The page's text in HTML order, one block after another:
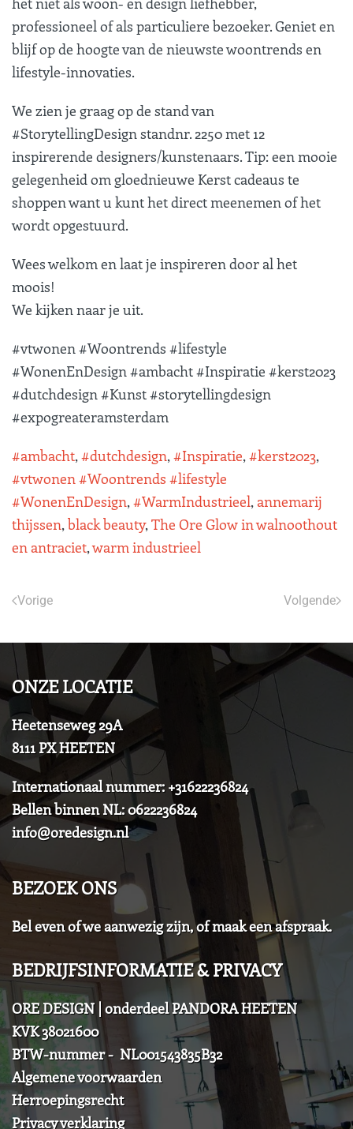
professioneel of als particuliere bezoeker. Geniet en
blijf op de hoogte van de nieuwste woontrends en
lifestyle-innovaties.
We zien je graag op de stand van
#StorytellingDesign standnr. 2250 met 12
inspirerende designers/kunstenaars. Tip: een mooie
gelegenheid om gloednieuwe Kerst cadeaus te
shoppen want u kunt het direct meenemen of het
wordt opgestuurd.
Wees welkom en laat je inspireren door al het
moois!
We kijken naar je uit.
#vtwonen #Woontrends #lifestyle
#WonenEnDesign #ambacht #Inspiratie #kerst2023
#dutchdesign #Kunst #storytellingdesign
#expogreateramsterdam
#ambacht,#dutchdesign,#Inspiratie,#kerst2023,
#vtwonen #Woontrends #lifestyle
#WonenEnDesign,#WarmIndustrieel,annemarij
thijssen,black beauty,The Ore Glow in walnoothout
en antraciet,warm industrieel
Vorige Volgende
ONZE LOCATIE
Heetenseweg 29A
8111 PX HEETEN
Internationaal nummer: +31622236824
Bellen binnen NL: 0622236824
info@oredesign.nl
BEZOEK ONS
Bel even of we aanwezig zijn, of maak een afspraak.
BEDRIJFSINFORMATIE & PRIVACY
ORE DESIGN | onderdeel PANDORA HEETEN
KVK 38021600
BTW-nummer - NL001543835B32
Algemene voorwaarden
Herroepingsrecht
Privacy verklaring